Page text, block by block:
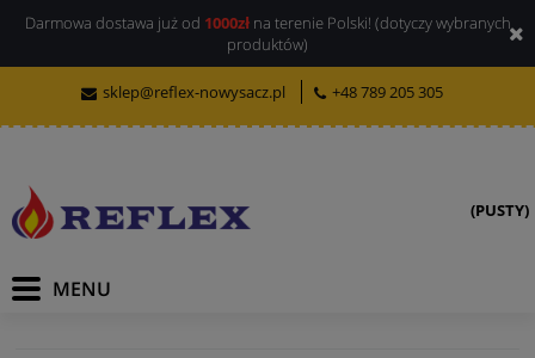
Darmowa dostawa już od 1000złna terenie Polski! (dotyczy wybranych
produktów)
sklep@reflex-nowysacz.pl +48 789 205 305
(PUSTY)